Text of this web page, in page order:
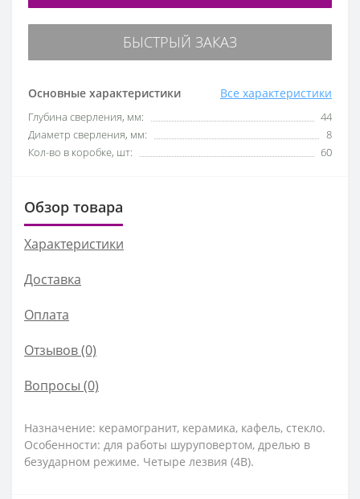
Основные характеристики Все характеристики
Глубина сверления, мм:
44
Диаметр сверления, мм:
8
Кол-во в коробке, шт:
60
БЫСТРЫЙ ЗАКАЗ
Обзор товара
Характеристики
Доставка
Оплата
Отзывов (0)
Вопросы (0)
Назначение: керамогранит, керамика, кафель, стекло.
Особенности: для работы шуруповертом, дрелью в
безударном режиме. Четыре лезвия (4B).